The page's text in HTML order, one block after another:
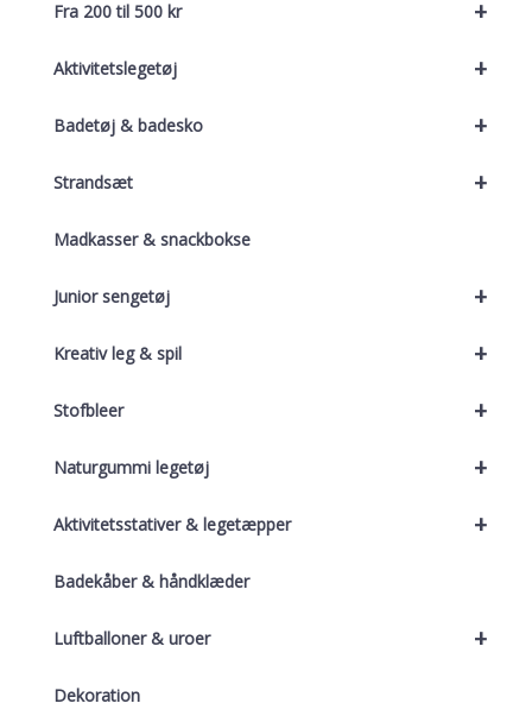
+
Fra 200 til 500 kr
+
Aktivitetslegetøj
+
Badetøj & badesko
+
Strandsæt
Madkasser & snackbokse
+
Junior sengetøj
+
Kreativ leg & spil
+
Stofbleer
+
Naturgummi legetøj
+
Aktivitetsstativer & legetæpper
Badekåber & håndklæder
+
Luftballoner & uroer
Dekoration